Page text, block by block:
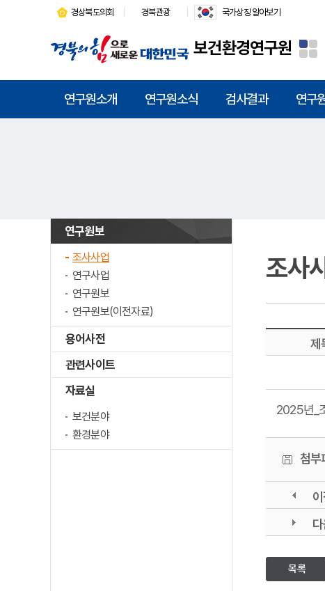
보건환경연구원
경상북도의회 경북관광 국가상징 알아보기
연구원소개 연구원소식 검사결과 연구
연구원보
조사사업
연구사업
연구원보
연구원보(이전자료)
용어사전
관련사이트
자료실
보건분야
환경분야
조사
제
2025년_
첨부
목록